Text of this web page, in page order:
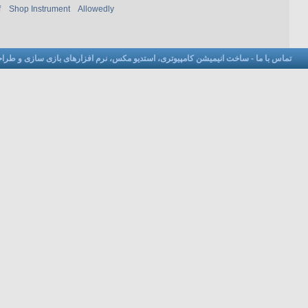
Shop Instrument Allowedly
تماس با ما - ساخت انیمیشن کامپیوتری، استدیو مکس، نرم افزارهای بازی سازی و طراحی 3